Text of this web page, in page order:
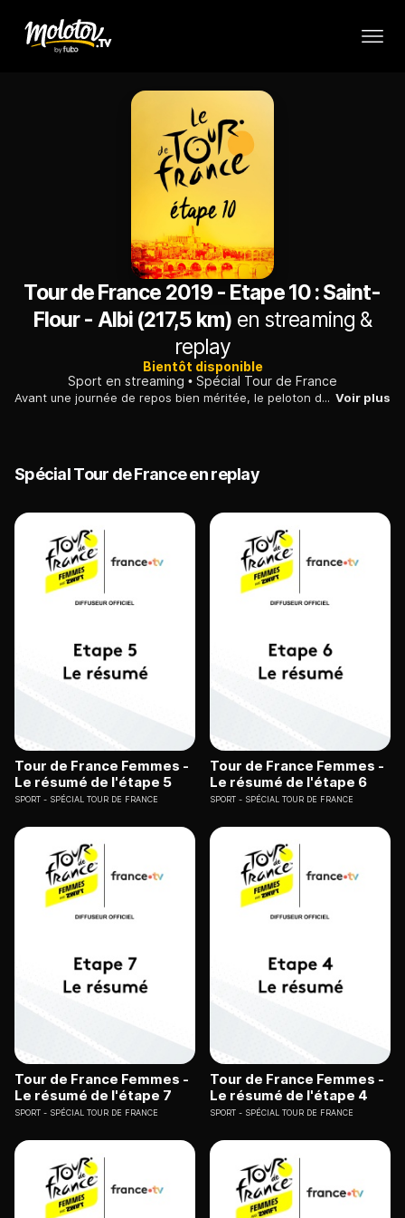
Tour de France 2019 - Etape 10 : Saint-
Flour - Albi (217,5 km) en streaming &
replay
Bientôt disponible
Sport en streaming
Spécial Tour de France
Avant une journée de repos bien méritée, le peloton du Tour déploie son long ruban sur les routes du Cantal, de l'Aveyron et du Tarn. Voir plus
Spécial Tour de France en replay
Tour de France Femmes -
Le résumé de l'étape 5
SPORT SPÉCIAL TOUR DE FRANCE
Tour de France Femmes -
Le résumé de l'étape 6
SPORT SPÉCIAL TOUR DE FRANCE
Tour de France Femmes -
Le résumé de l'étape 7
SPORT SPÉCIAL TOUR DE FRANCE
Tour de France Femmes -
Le résumé de l'étape 4
SPORT SPÉCIAL TOUR DE FRANCE